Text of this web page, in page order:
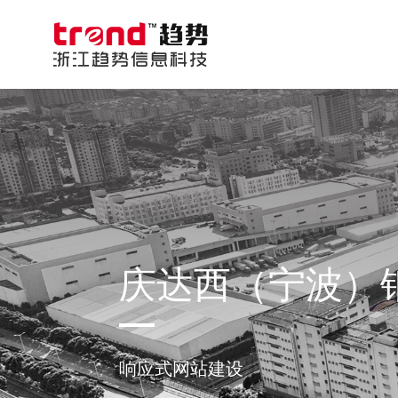
庆达西（宁波）
响应式网站建设